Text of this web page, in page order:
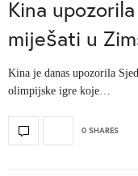
Kina
miješati u
Kina je danas upozorila
olimpijske igre koje…
0 SHARES